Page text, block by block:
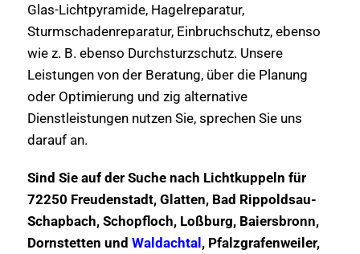
Glas-Lichtpyramide, Hagelreparatur,
Sturmschadenreparatur, Einbruchschutz, ebenso
wie z. B. ebenso Durchsturzschutz. Unsere
Leistungen von der Beratung, über die Planung
oder Optimierung und zig alternative
Dienstleistungen nutzen Sie, sprechen Sie uns
darauf an.
Sind Sie auf der Suche nach Lichtkuppeln für
72250 Freudenstadt, Glatten, Bad Rippoldsau-
Schapbach, Schopfloch, Loßburg, Baiersbronn,
Dornstetten und Waldachtal, Pfalzgrafenweiler,